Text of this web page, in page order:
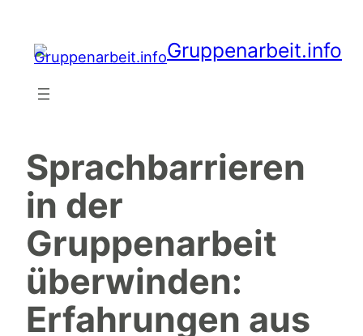
springen
Gruppenarbeit.info
Sprachbarrieren
in der
Gruppenarbeit
überwinden:
Erfahrungen aus